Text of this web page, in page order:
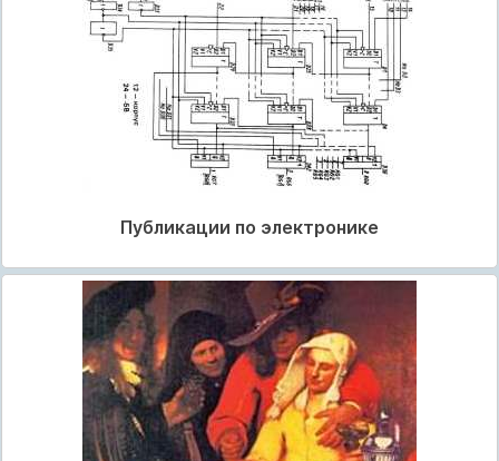
Публикации по электронике